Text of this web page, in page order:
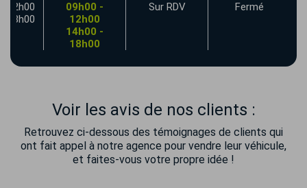
12h00
18h00
09h00 -
12h00
14h00 -
18h00
Sur RDV
Fermé
Voir les avis de nos clients :
Retrouvez ci-dessous des témoignages de clients qui
ont fait appel à notre agence pour vendre leur véhicule,
et faites-vous votre propre idée !